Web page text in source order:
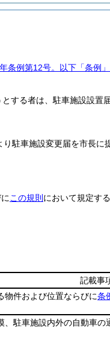
条例第12号。以下「条例
する者は、駐車施設設置
り駐車施設変更届を市長に
この規則 において規定す
記載事
物件および位置ならびに条
、駐車施設内外の自動車